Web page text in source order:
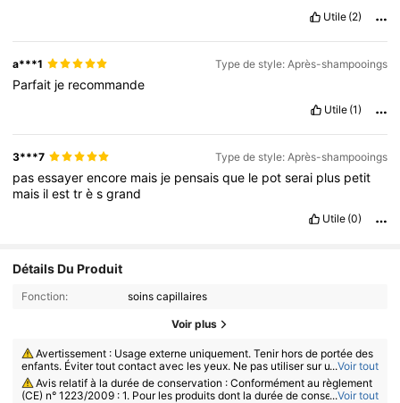
😍😍😍😍😍😍😍😍😍😍😍😍😍😍😍😍😍😍😍😍😍😍😍😍😍😍😍
😍😍😍😍😍😍😍😍😍😍😍😍😍😍😍😍😍😍😍😍😍😍😍😍😍😍😍
😍😍😍😍😍😍😍😍😍😍😍😍😍😍😍😍😍😍😍😍😍😍😍😍😍😍😍
😍💋😍😍😍😍😍😍😍😍😍😍😍💋😍😍😍😍😍😍😍😍😍😍😍💋😍😍
😍😍😍😍😍😍😍😍😍😍😍😍😍😍😍😍😍😍😍😍😍😍😍😍😍😍😍
😍😍😍😍😍😍😍😍😍😍😍😍😍😍😍😍😍😍😍😍😍😍😍😍😍😍😍
😍😍😍😍😍😍😍😍😍😍😍😍😍😍😍😍😍😍💋💋💋😍😍😍😍💋😍😍
😍😍😍😍😍😍😍😍😍😍😍😍😍😍😍😍😍😍😍😍😍😍😍😍😍😍😍
😍😍😍😍😍😍😍😍😍😍😍😍😍😍😍🥺
Utile (2)
a***1 Type de style: Après-shampooings
Parfait je recommande
Utile (1)
3***7 Type de style: Après-shampooings
pasessayerencore mais je pensaisque le potserai plus petit
mais ilesttrèsgrand
Utile (0)
Détails Du Produit
Fonction: soins capillaires
Voir plus
Avertissement : Usage externe uniquement. Tenir hors de portée des
enfants. Éviter tout contact avec les yeux. Ne pas utiliser sur une peau l
ésée ou irritée. Cesser l’utilisation en cas d’irritation.
...Voir tout
Avis relatif à la durée de conservation : Conformément au règlement
(CE) n° 1223/2009 : 1. Pour les produits dont la durée de conservation to
...Voir tout